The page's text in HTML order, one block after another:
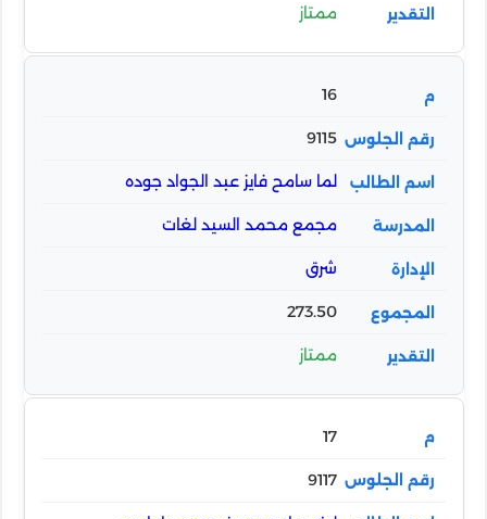
ممتاز
16
9115
لما سامح فايز عبد الجواد جوده
مجمع محمد السيد لغات
شرق
273.50
ممتاز
17
9117